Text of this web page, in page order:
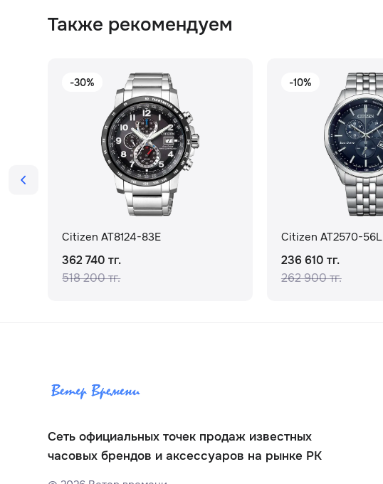
Также рекомендуем
-30%
Citizen AT8124-83E
362 740 тг.
518 200 тг.
-10%
Citizen AT2570-56L
236 610 тг.
262 900 тг.
Сеть официальных точек продаж известных
часовых брендов и аксессуаров на рынке РК